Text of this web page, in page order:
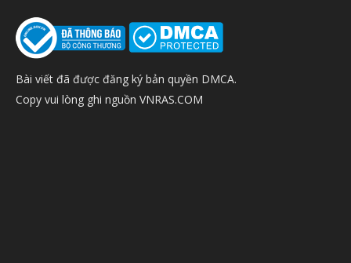
Bài viết đã được đăng ký bản quyền DMCA.
Copy vui lòng ghi nguồn VNRAS.COM